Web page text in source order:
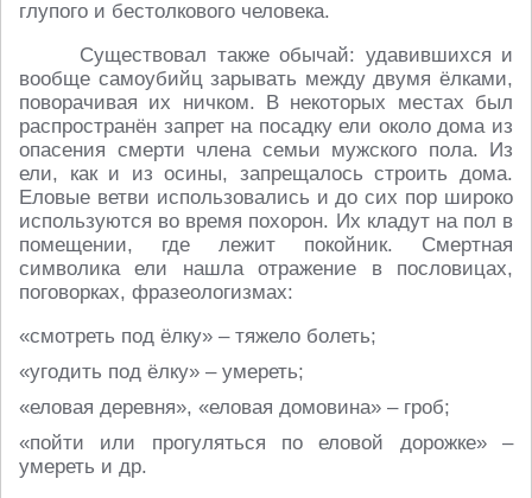
глупого и бестолкового человека.
Существовал также обычай: удавившихся и
вообще самоубийц зарывать между двумя ёлками,
поворачивая их ничком. В некоторых местах был
распространён запрет на посадку ели около дома из
опасения смерти члена семьи мужского пола. Из
ели, как и из осины, запрещалось строить дома.
Еловые ветви использовались и до сих пор широко
используются во время похорон. Их кладут на пол в
помещении, где лежит покойник. Смертная
символика ели нашла отражение в пословицах,
поговорках, фразеологизмах:
«смотреть под ёлку» – тяжело болеть;
«угодить под ёлку» – умереть;
«еловая деревня», «еловая домовина» – гроб;
«пойти или прогуляться по еловой дорожке» –
умереть и др.